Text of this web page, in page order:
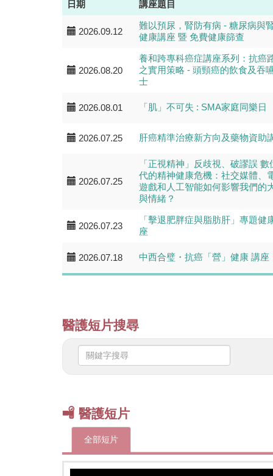
日期 講座題目
2026.09.12
難以預尿，腎防有病 - 糖尿病與
健康講座 暨 免費健康篩查
2026.08.20
養和跨專科癌症講座系列：抗癌
之實用策略 - 頭頸癌的飲食及吞
士
2026.08.01 「肌」不可失 : SMA家庭同樂日
2026.07.25 肝癌精準治療新方向及藥物資助
2026.07.25
「正視精神」反歧視、破謬誤 數
代的精神健康危機：社交媒體、
遊戲和人工智能如何影響我們的
與情緒？
2026.07.23
「擊退肥胖症與脂肪肝」專題健
座
2026.07.18 中西合璧・抗癌「營」健康 講座
醫護短片搜尋
鍵
字
醫護短片
全部短片